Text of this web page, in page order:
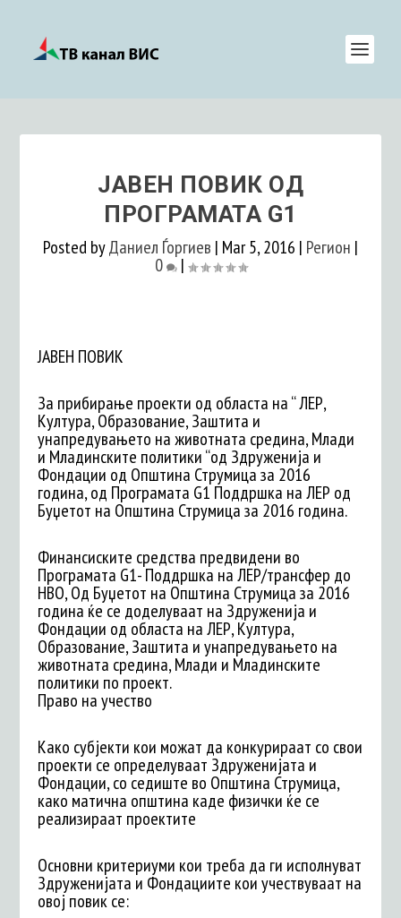
ЈАВЕН ПОВИК ОД
ПРОГРАМАТА G1
Posted byДаниел Ѓоргиев | Mar 5, 2016 | Регион |
0 |
ЈАВЕН ПОВИК
За прибирање проекти од областа на “ ЛЕР,
Култура, Образование, Заштита и
унапредувањето на животната средина, Млади
и Младинските политики “од Здруженија и
Фондации од Општина Струмица за 2016
година, од Програмaта G1 Поддршка на ЛЕР од
Буџетот на Општина Струмица за 2016 година.
Финансиските средства предвидени во
Програмата G1- Поддршка на ЛЕР/трансфер до
НВО, Од Буџетот на Општина Струмица за 2016
година ќе се доделуваат на Здруженија и
Фондации од областа на ЛЕР, Култура,
Образование, Заштита и унапредувањето на
животната средина, Млади и Младинските
политики по проект.
Право на учество
Како субјекти кои можат да конкурираат со свои
проекти се определуваат Здруженијата и
Фондации, со седиште во Општина Струмица,
како матична општина каде физички ќе се
реализираат проектите
Основни критериуми кои треба да ги исполнуват
Здруженијата и Фондациите кои учествуваат на
овој повик се: